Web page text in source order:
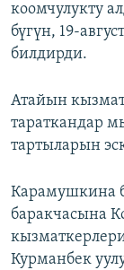
коомчулукту
бүгүн, 19-
билдирди.
Атайын
тараткандар
тартыларын
Карамушкина
баракчасына
Курманбек